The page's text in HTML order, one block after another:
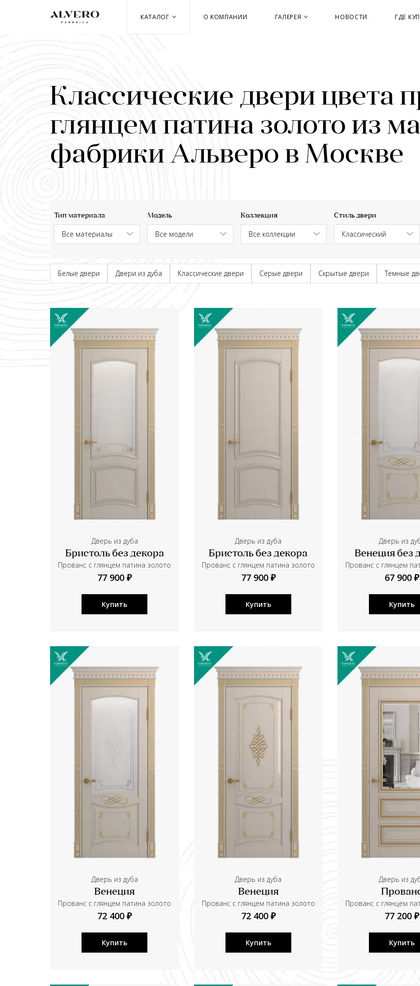
КАТАЛОГ О КОМПАНИИ ГАЛЕРЕЯ НОВОСТИ ГДЕ
Классические двери цвета
глянцем патина золото из
фабрики Альверо в Москве
Тип материала Модель Коллекция Стиль двери
Белые двери Двери из дуба Классические двери Серые двери Скрытые двери Темные
Дверь из дуба
Бристоль без декора
Прованс с глянцем патина золото
77 900 ₽
Купить
Дверь из дуба
Бристоль без декора
Прованс с глянцем патина золото
77 900 ₽
Купить
Дверь из
Венеция без
Прованс с глянцем
67 900 ₽
Купить
Дверь из дуба
Венеция
Прованс с глянцем патина золото
72 400 ₽
Купить
Дверь из дуба
Венеция
Прованс с глянцем патина золото
72 400 ₽
Купить
Дверь из
Прованс с глянцем
77 200 ₽
Купить